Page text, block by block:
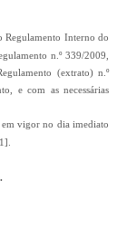
Regulamento Interno do
n.º 339/2009,
(extrato) n.º
e com as necessárias
vigor no dia imediato